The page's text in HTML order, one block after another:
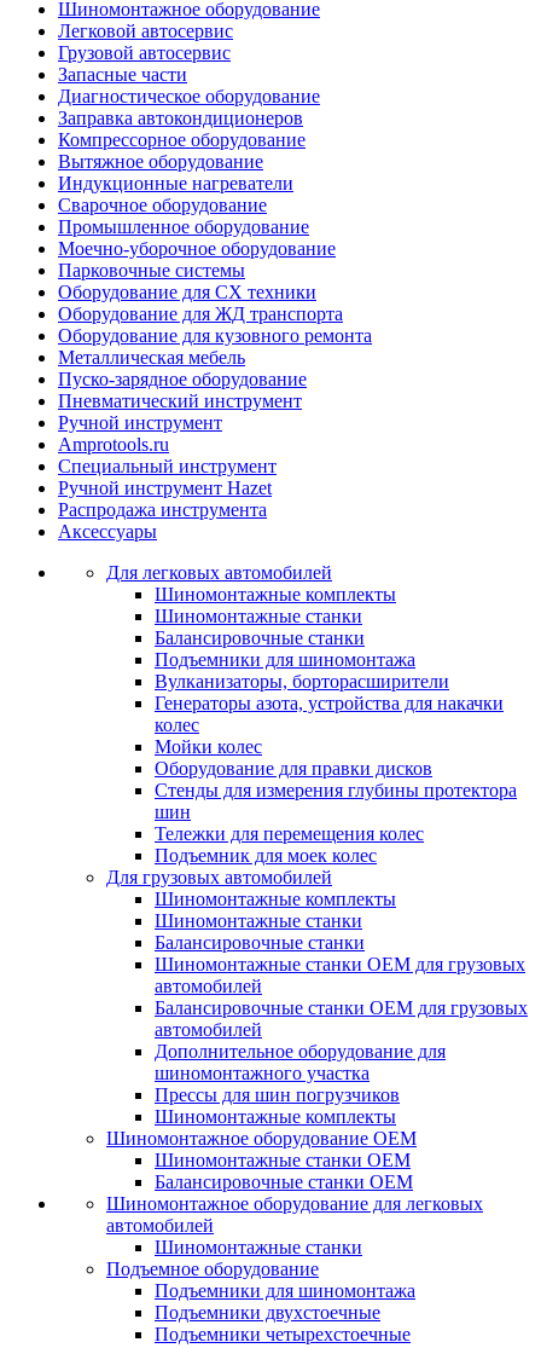
Шиномонтажное оборудование
Легковой автосервис
Грузовой автосервис
Запасные части
Диагностическое оборудование
Заправка автокондиционеров
Компрессорное оборудование
Вытяжное оборудование
Индукционные нагреватели
Сварочное оборудование
Промышленное оборудование
Моечно-уборочное оборудование
Парковочные системы
Оборудование для СХ техники
Оборудование для ЖД транспорта
Оборудование для кузовного ремонта
Металлическая мебель
Пуско-зарядное оборудование
Пневматический инструмент
Ручной инструмент
Amprotools.ru
Специальный инструмент
Ручной инструмент Hazet
Распродажа инструмента
Аксессуары
Для легковых автомобилей
Шиномонтажные комплекты
Шиномонтажные станки
Балансировочные станки
Подъемники для шиномонтажа
Вулканизаторы, борторасширители
Генераторы азота, устройства для накачки
колес
Мойки колес
Оборудование для правки дисков
Стенды для измерения глубины протектора
шин
Тележки для перемещения колес
Подъемник для моек колеc
Для грузовых автомобилей
Шиномонтажные комплекты
Шиномонтажные станки
Балансировочные станки
Шиномонтажные станки ОЕМ для грузовых
автомобилей
Балансировочные станки ОЕМ для грузовых
автомобилей
Дополнительное оборудование для
шиномонтажного участка
Прессы для шин погрузчиков
Шиномонтажные комплекты
Шиномонтажное оборудование ОЕМ
Шиномонтажные станки ОЕМ
Балансировочные станки ОЕМ
Шиномонтажное оборудование для легковых
автомобилей
Шиномонтажные станки
Подъемное оборудование
Подъемники для шиномонтажа
Подъемники двухстоечные
Подъемники четырехстоечные